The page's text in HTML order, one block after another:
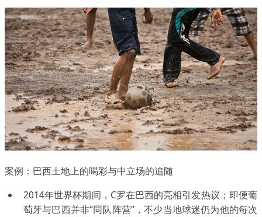
案例：巴西土地上的喝彩与中立场的追随
2014年世界杯期间，C罗在巴西的亮相引发热议；即便葡
萄牙与巴西并非“同队阵营”，不少当地球迷仍为他的每次